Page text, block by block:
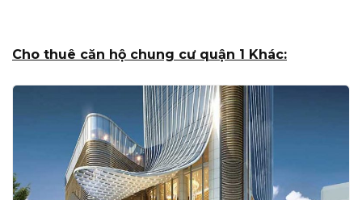
Cho thuê căn hộ chung cư quận 1 Khác: